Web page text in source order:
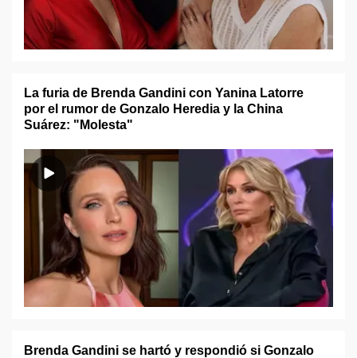
La furia de Brenda Gandini con Yanina Latorre
por el rumor de Gonzalo Heredia y la China
Suárez: "Molesta"
Brenda Gandini se hartó y respondió si Gonzalo